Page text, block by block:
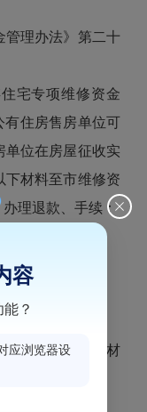
理办法》第二十
宅专项维修资金
有住房售房单位可
单位在房屋征收实
下材料至市维修资
理退款、手续：
料：
。
续需提交以下材
容
？
应浏览器设